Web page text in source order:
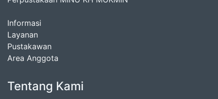
Informasi
Layanan
Pustakawan
Area Anggota
Tentang Kami